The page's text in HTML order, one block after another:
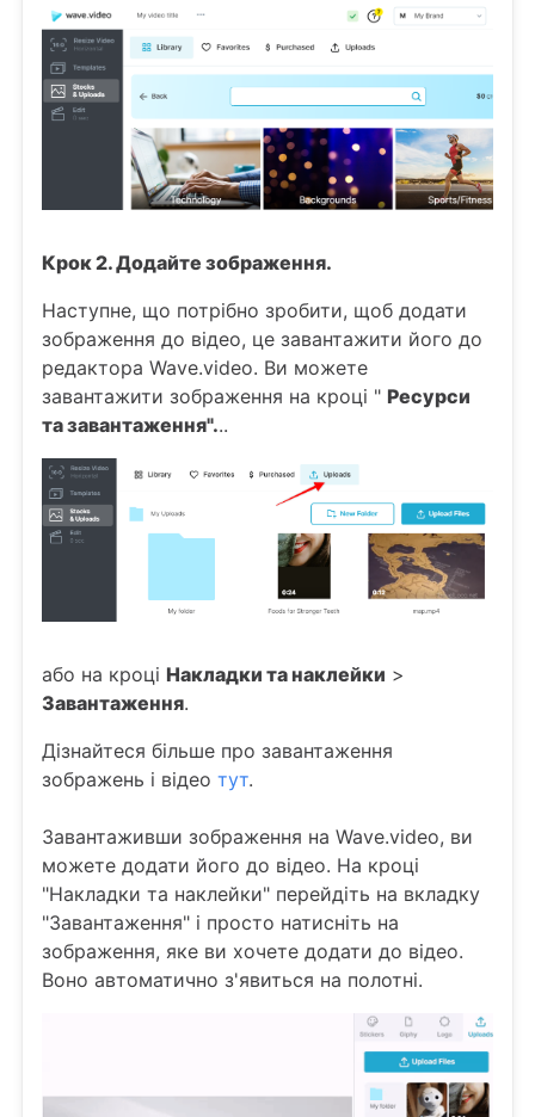
Крок 2. Додайте зображення.
Наступне, що потрібно зробити, щоб додати
зображення до відео, це завантажити його до
редактора Wave.video. Ви можете
завантажити зображення на кроці " Ресурси
та завантаження"...
або на кроці Накладки та наклейки >
Завантаження.
Дізнайтеся більше про завантаження
зображень і відео тут.
Завантаживши зображення на Wave.video, ви
можете додати його до відео. На кроці
"Накладки та наклейки" перейдіть на вкладку
"Завантаження" і просто натисніть на
зображення, яке ви хочете додати до відео.
Воно автоматично з'явиться на полотні.